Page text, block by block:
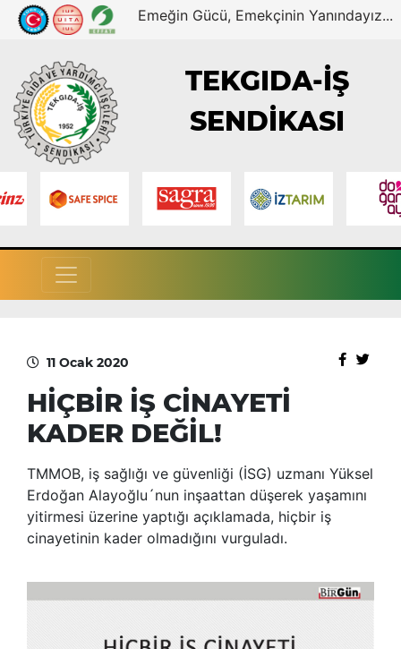
Emeğin Gücü, Emekçinin Yanındayız...
TEKGIDA-İŞ
SENDİKASI
11 Ocak 2020
HİÇBİR İŞ CİNAYETİ
KADER DEĞİL!
TMMOB, iş sağlığı ve güvenliği (İSG) uzmanı Yüksel
Erdoğan Alayoğlu´nun inşaattan düşerek yaşamını
yitirmesi üzerine yaptığı açıklamada, hiçbir iş
cinayetinin kader olmadığını vurguladı.